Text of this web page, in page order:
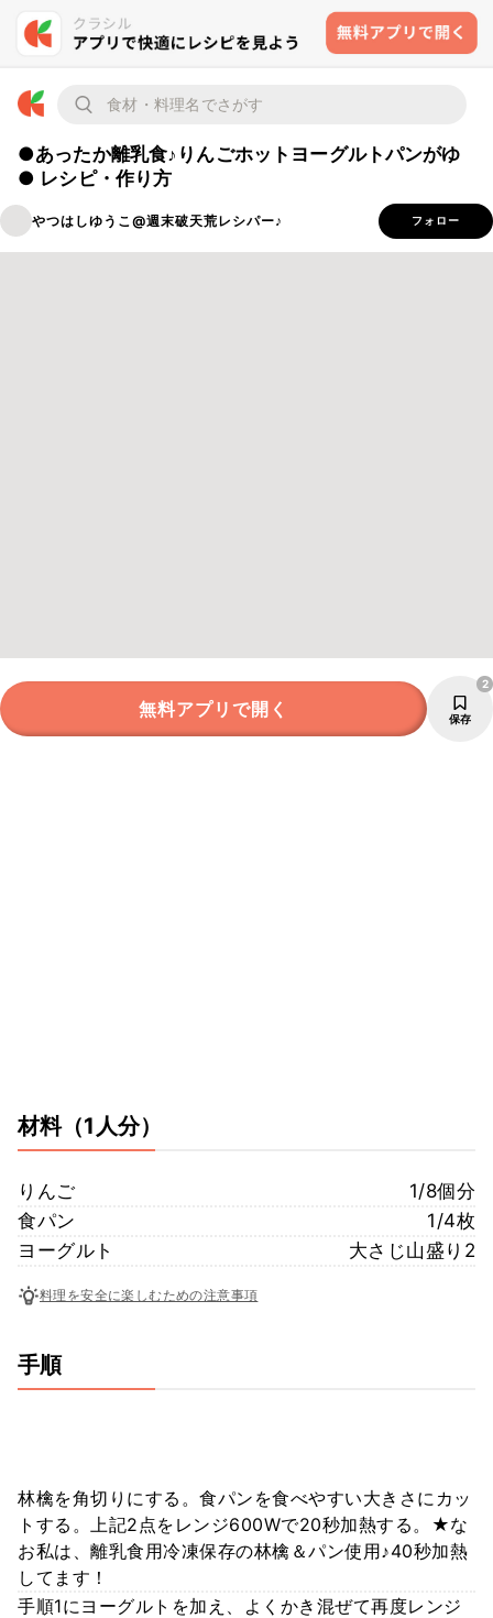
●あったか離乳食♪りんごホットヨーグルトパンがゆ
● レシピ・作り方
やつはしゆうこ@週末破天荒レシパー♪ フォロー
無料アプリで開く 保存
2
材料（1人分）
りんご
1/8個分
食パン
1/4枚
ヨーグルト
大さじ山盛り2
料理を安全に楽しむための注意事項
手順
林檎を角切りにする。食パンを食べやすい大きさにカッ
トする。上記2点をレンジ600Wで20秒加熱する。★な
お私は、離乳食用冷凍保存の林檎＆パン使用♪40秒加熱
してます！
手順1にヨーグルトを加え、よくかき混ぜて再度レンジ